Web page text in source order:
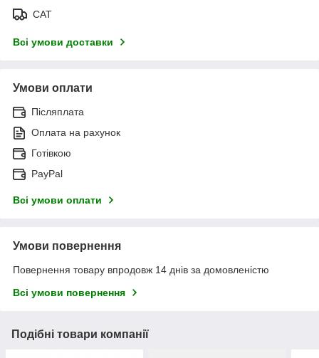
САТ
Всі умови доставки
Умови оплати
Післяплата
Оплата на рахунок
Готівкою
PayPal
Всі умови оплати
Умови повернення
Повернення товару впродовж 14 днів за домовленістю
Всі умови повернення
Подібні товари компанії